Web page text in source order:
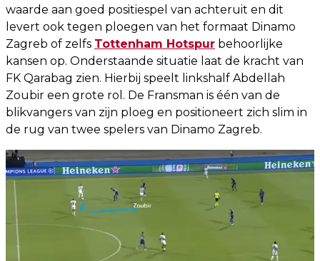
waarde aan goed positiespel van achteruit en dit
levert ook tegen ploegen van het formaat Dinamo
Zagreb of zelfs Tottenham Hotspur behoorlijke
kansen op. Onderstaande situatie laat de kracht van
FK Qarabag zien. Hierbij speelt linkshalf Abdellah
Zoubir een grote rol. De Fransman is één van de
blikvangers van zijn ploeg en positioneert zich slim in
de rug van twee spelers van Dinamo Zagreb.